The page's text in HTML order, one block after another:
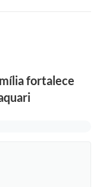
fortalece